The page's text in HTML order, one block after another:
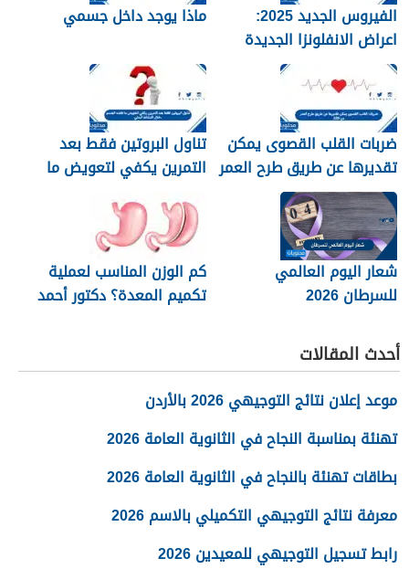
الفيروس الجديد 2025:
اعراض الانفلونزا الجديدة
وطرق العلاج
ماذا يوجد داخل جسمي
ضربات القلب القصوى يمكن
تقديرها عن طريق طرح العمر
من 220
تناول البروتين فقط بعد
التمرين يكفي لتعويض ما
البدني
شعار اليوم العالمي
للسرطان 2026
كم الوزن المناسب لعملية
تكميم المعدة؟ دكتور أحمد
أحدث المقالات
موعد إعلان نتائج التوجيهي 2026 بالأردن
تهنئة بمناسبة النجاح في الثانوية العامة 2026
بطاقات تهنئة بالنجاح في الثانوية العامة 2026
معرفة نتائج التوجيهي التكميلي بالاسم 2026
رابط تسجيل التوجيهي للمعيدين 2026